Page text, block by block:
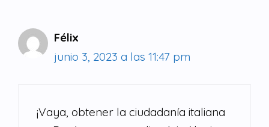
Félix
junio 3, 2023 a las 11:47 pm
¡Vaya, obtener la ciudadanía italiana